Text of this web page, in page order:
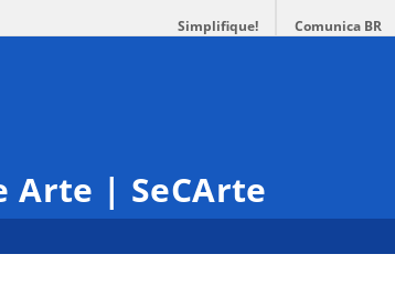
Simplifique! Comunica BR
Arte | SeCArte